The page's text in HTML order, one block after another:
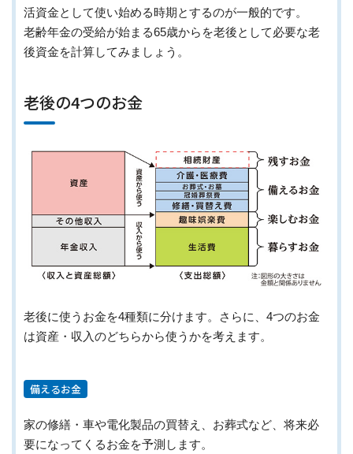
活資金として使い始める時期とするのが一般的です。
老齢年金の受給が始まる65歳からを老後として必要な老
後資金を計算してみましょう。
老後の4つのお金
老後に使うお金を4種類に分けます。さらに、4つのお金
は資産・収入のどちらから使うかを考えます。
備えるお金
家の修繕・車や電化製品の買替え、お葬式など、将来必
要になってくるお金を予測します。